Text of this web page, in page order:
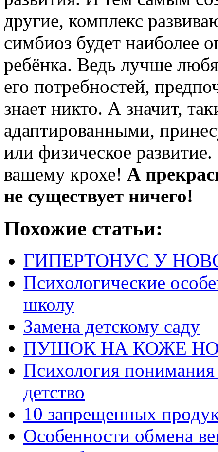
другие, комплекс
симбиоз будет наиболее
ребёнка. Ведь лучше
его потребностей,
знает никто. А значит,
адаптированными,
или физическое
вашему крохе! А
не существует ничего!
Похожие статьи:
ГИПЕРТОНУС У
Психологические
школу
Замена детскому саду
ПУШОК НА КОЖЕ
Психология
детство
10 запрещенных
Особенности обмена